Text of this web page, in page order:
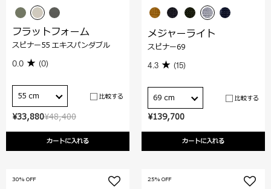
¥48,400
¥33,880
カートに入れる
フラットフォーム
スピナー55 エキスパンダブル
0.0 (0)
55 cm 比較する
¥139,700
カートに入れる
メジャーライト
スピナー69
4.3 (15)
69 cm 比較する
30% OFF 25% OFF